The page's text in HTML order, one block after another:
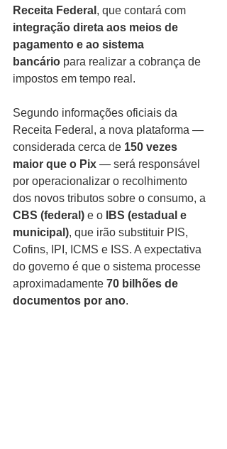
Receita Federal , que contará com
integração direta aos meios de
pagamento e ao sistema
bancário para realizar a cobrança de
impostos em tempo real.
Segundo informações oficiais da
Receita Federal, a nova plataforma —
considerada cerca de 150 vezes
maior que o Pix — será responsável
por operacionalizar o recolhimento
dos novos tributos sobre o consumo, a
CBS (federal) e o
IBS (estadual e
municipal), que irão substituir PIS,
Cofins, IPI, ICMS e ISS. A expectativa
do governo é que o sistema processe
aproximadamente 70 bilhões de
documentos por ano.